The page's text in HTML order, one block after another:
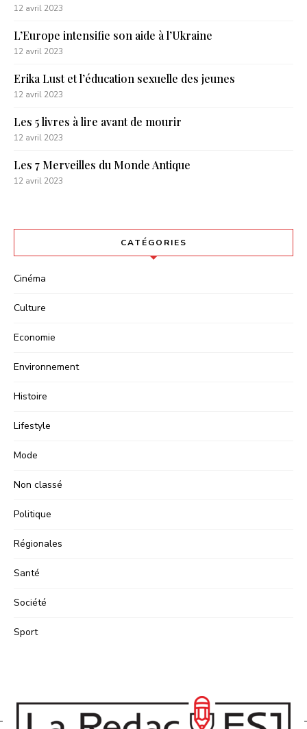
12 avril 2023
L’Europe intensifie son aide à l’Ukraine
12 avril 2023
Erika Lust et l’éducation sexuelle des jeunes
12 avril 2023
Les 5 livres à lire avant de mourir
12 avril 2023
Les 7 Merveilles du Monde Antique
12 avril 2023
CATÉGORIES
Cinéma
Culture
Economie
Environnement
Histoire
Lifestyle
Mode
Non classé
Politique
Régionales
Santé
Société
Sport